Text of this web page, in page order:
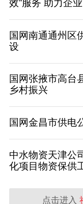
效”服务 助力企
国网南通通州区
设
国网张掖市高台
乡村振兴
国网金昌市供电
中水物资天津公
化项目物资保供
点击进入